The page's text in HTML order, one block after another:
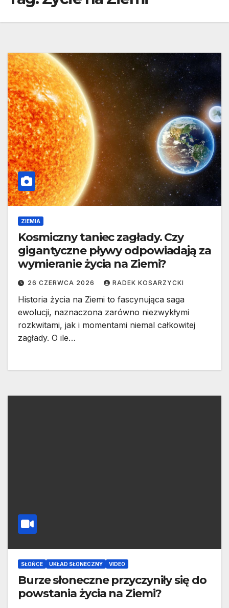
ZIEMIA
Kosmiczny taniec zagłady. Czy
gigantyczne pływy odpowiadają za
wymieranie życia na Ziemi?
26 CZERWCA 2026 RADEK KOSARZYCKI
Historia życia na Ziemi to fascynująca saga
ewolucji, naznaczona zarówno niezwykłymi
rozkwitami, jak i momentami niemal całkowitej
zagłady. O ile…
SŁOŃCE UKŁAD SŁONECZNY VIDEO
Burze słoneczne przyczyniły się do
powstania życia na Ziemi?